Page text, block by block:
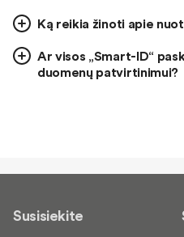
Ką reikia žinoti apie
Ar visos „Smart-ID“
duomenų patvirtinimui?
Susisiekite